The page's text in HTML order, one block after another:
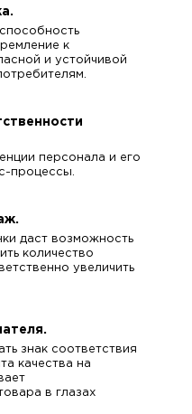
к
и устойчивой
персонала и его
процессы.
даст возможность
количество
увеличить
знак соответствия
качества на
в глазах